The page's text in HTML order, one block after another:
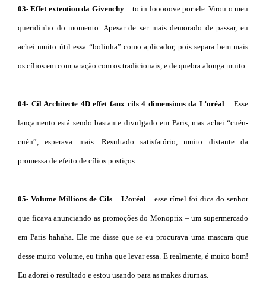
03- Effet extention da Givenchy – to in looooove por ele. Virou o meu
queridinho do momento. Apesar de ser mais demorado de passar, eu
achei muito útil essa “bolinha” como aplicador, pois separa bem mais
os cílios em comparação com os tradicionais, e de quebra alonga muito.
04- Cil Architecte 4D effet faux cils 4 dimensions da L’oréal – Esse
lançamento está sendo bastante divulgado em Paris, mas achei “cuén-
cuén”, esperava mais. Resultado satisfatório, muito distante da
promessa de efeito de cílios postiços.
05- Volume Millions de Cils – L’oréal –esse rímel foi dica do senhor
que ficava anunciando as promoções do Monoprix – um supermercado
em Paris hahaha. Ele me disse que se eu procurava uma mascara que
desse muito volume, eu tinha que levar essa. E realmente, é muito bom!
Eu adorei o resultado e estou usando para as makes diurnas.